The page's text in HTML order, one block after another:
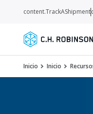
content.TrackAShipment
Inicio Inicio